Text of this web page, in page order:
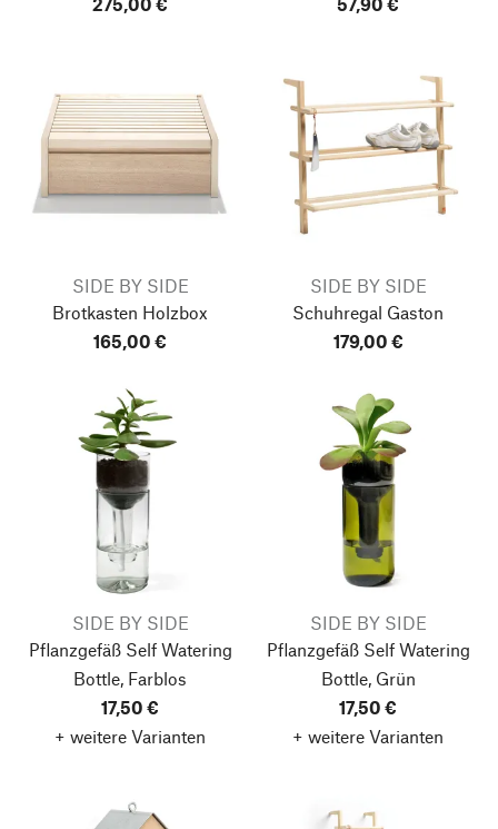
SIDE BY SIDE
Brotkasten Holzbox
165,00 €
SIDE BY SIDE
Schuhregal Gaston
179,00 €
SIDE BY SIDE
Pflanzgefäß Self Watering
Bottle, Farblos
17,50 €
+ weitere Varianten
SIDE BY SIDE
Pflanzgefäß Self Watering
Bottle, Grün
17,50 €
+ weitere Varianten